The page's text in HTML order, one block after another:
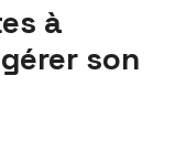
à
son